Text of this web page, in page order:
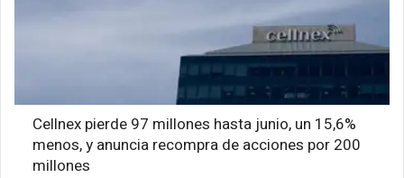
Cellnex pierde 97 millones hasta junio, un 15,6%
menos, y anuncia recompra de acciones por 200
millones